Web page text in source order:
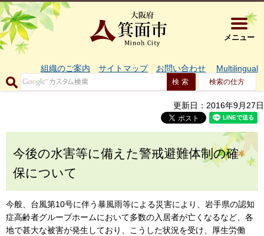
大阪府箕
メニュー
組織のご案内 サイトマップ お問い合わせ Multilingual
検索の仕方
更新日：2016年9月27日
今後の水害等に備えた警戒避難体制の確
保について
今般、台風第10号に伴う暴風雨等による災害により、岩手県の認知
症高齢者グループホームにおいて多数の入居者が亡くなるなど、各
地で甚大な被害が発生しており、こうした状況を受け、厚生労働